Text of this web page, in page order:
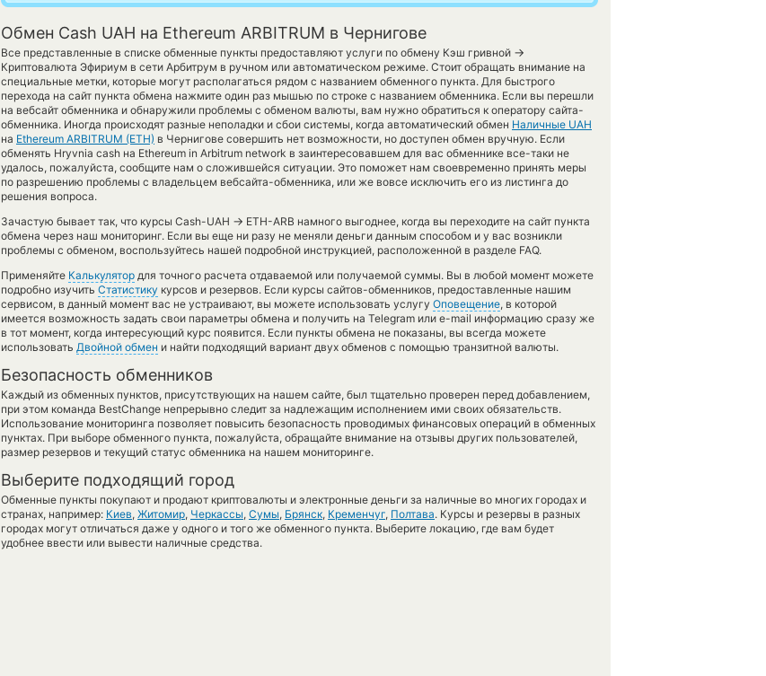
Обмен Cash UAH на Ethereum ARBITRUM в Чернигове
Все представленные в списке обменные пункты предоставляют услуги по обмену Кэш гривной →
Криптовалюта Эфириум в сети Арбитрум в ручном или автоматическом режиме. Стоит обращать внимание на
специальные метки, которые могут располагаться рядом с названием обменного пункта. Для быстрого
перехода на сайт пункта обмена нажмите один раз мышью по строке с названием обменника. Если вы перешли
на вебсайт обменника и обнаружили проблемы с обменом валюты, вам нужно обратиться к оператору сайта-
обменника. Иногда происходят разные неполадки и сбои системы, когда автоматический обмен Наличные UAH
на Ethereum ARBITRUM (ETH) в Чернигове совершить нет возможности, но доступен обмен вручную. Если
обменять Hryvnia cash на Ethereum in Arbitrum network в заинтересовавшем для вас обменнике все-таки не
удалось, пожалуйста, сообщите нам о сложившейся ситуации. Это поможет нам своевременно принять меры
по разрешению проблемы с владельцем вебсайта-обменника, или же вовсе исключить его из листинга до
решения вопроса.
Зачастую бывает так, что курсы Cash-UAH → ETH-ARB намного выгоднее, когда вы переходите на сайт пункта
обмена через наш мониторинг. Если вы еще ни разу не меняли деньги данным способом и у вас возникли
проблемы с обменом, воспользуйтесь нашей подробной инструкцией, расположенной в разделе FAQ.
Применяйте Калькулятор для точного расчета отдаваемой или получаемой суммы. Вы в любой момент можете
подробно изучить Статистику курсов и резервов. Если курсы сайтов-обменников, предоставленные нашим
сервисом, в данный момент вас не устраивают, вы можете использовать услугу Оповещение, в которой
имеется возможность задать свои параметры обмена и получить на Telegram или e-mail информацию сразу же
в тот момент, когда интересующий курс появится. Если пункты обмена не показаны, вы всегда можете
использовать Двойной обмен и найти подходящий вариант двух обменов с помощью транзитной валюты.
Безопасность обменников
Каждый из обменных пунктов, присутствующих на нашем сайте, был тщательно проверен перед добавлением,
при этом команда BestChange непрерывно следит за надлежащим исполнением ими своих обязательств.
Использование мониторинга позволяет повысить безопасность проводимых финансовых операций в обменных
пунктах. При выборе обменного пункта, пожалуйста, обращайте внимание на отзывы других пользователей,
размер резервов и текущий статус обменника на нашем мониторинге.
Выберите подходящий город
Обменные пункты покупают и продают криптовалюты и электронные деньги за наличные во многих городах и
странах, например: Киев, Житомир, Черкассы, Сумы, Брянск, Кременчуг, Полтава. Курсы и резервы в разных
городах могут отличаться даже у одного и того же обменного пункта. Выберите локацию, где вам будет
удобнее ввести или вывести наличные средства.